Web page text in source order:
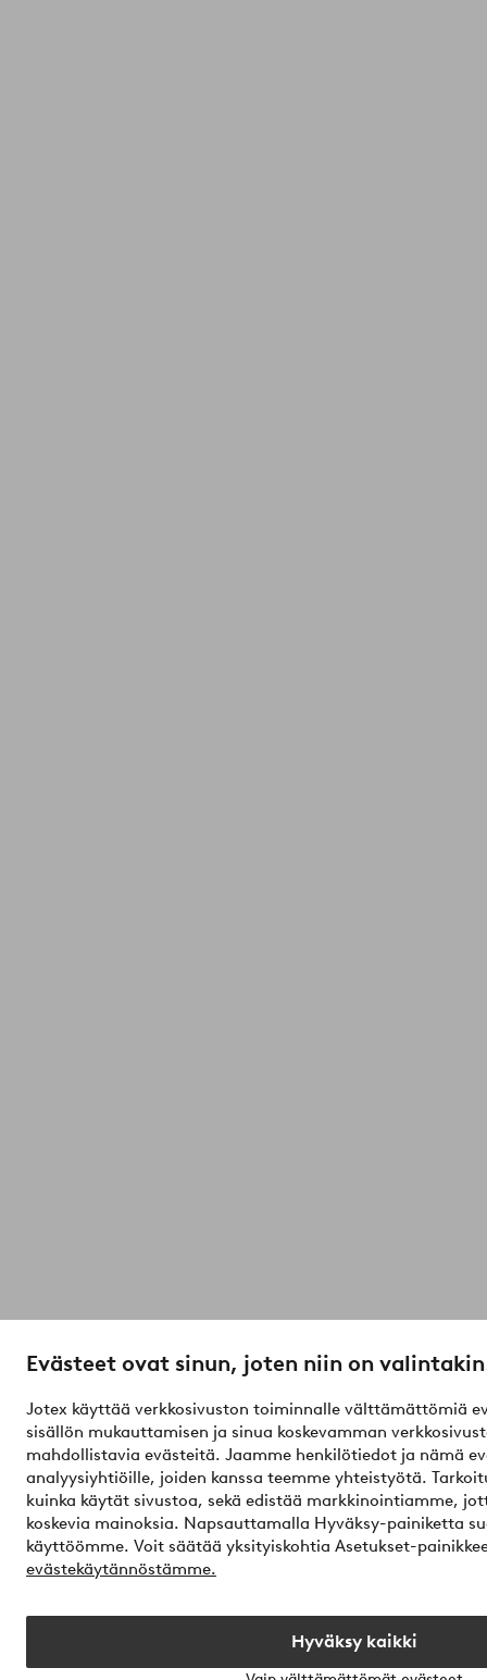
Evästeet ovat sinun, joten niin on
Jotex käyttää verkkosivuston toiminnalle välttämättömiä
sisällön mukauttamisen ja sinua koskevamman
mahdollistavia evästeitä. Jaamme henkilötiedot ja nämä
analyysiyhtiöille, joiden kanssa teemme yhteistyötä.
kuinka käytät sivustoa, sekä edistää markkinointiamme,
koskevia mainoksia. Napsauttamalla Hyväksy-painiketta
käyttöömme. Voit säätää yksityiskohtia Asetukset-
evästekäytännöstämme.
Hyväksy kaikki